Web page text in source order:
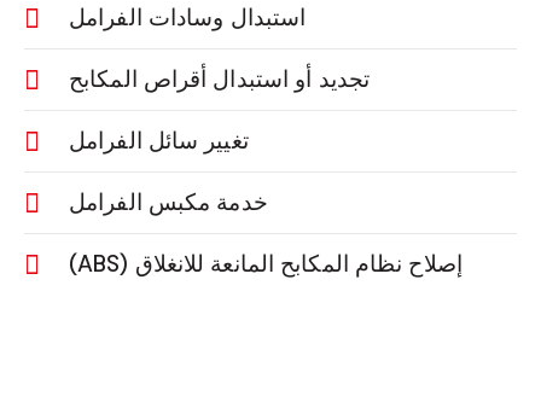
استبدال وسادات الفرامل
تجديد أو استبدال أقراص المكابح
تغيير سائل الفرامل
خدمة مكبس الفرامل
إصلاح نظام المكابح المانعة للانغلاق (ABS)